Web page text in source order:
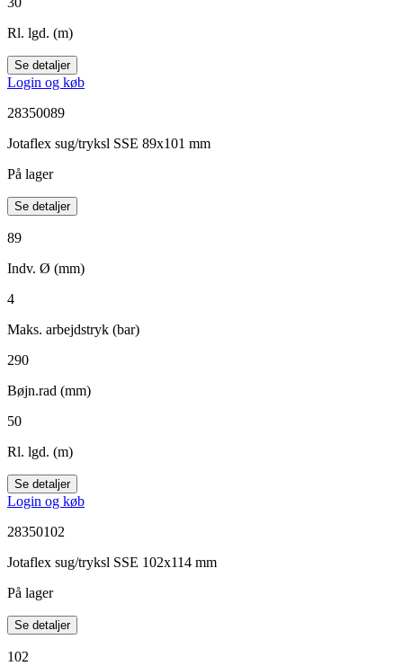
Rl. lgd. (m)
Se detaljer
Login og køb
28350089
Jotaflex sug/tryksl SSE 89x101 mm
På lager
Se detaljer
89
Indv. Ø (mm)
4
Maks. arbejdstryk (bar)
290
Bøjn.rad (mm)
50
Rl. lgd. (m)
Se detaljer
Login og køb
28350102
Jotaflex sug/tryksl SSE 102x114 mm
På lager
Se detaljer
102